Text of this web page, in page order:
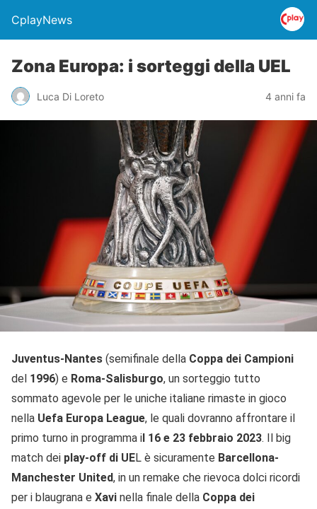
CplayNews
Zona Europa: i sorteggi della UEL
Luca Di Loreto 4 anni fa
Juventus-Nantes (semifinale della Coppa dei Campioni
del 1996) e Roma-Salisburgo, un sorteggio tutto
sommato agevole per le uniche italiane rimaste in gioco
nella Uefa Europa League, le quali dovranno affrontare il
primo turno in programma il 16 e 23 febbraio 2023. Il big
match dei play-off di UEL è sicuramente Barcellona-
Manchester United, in un remake che rievoca dolci ricordi
per i blaugrana e Xavi nella finale della Coppa dei